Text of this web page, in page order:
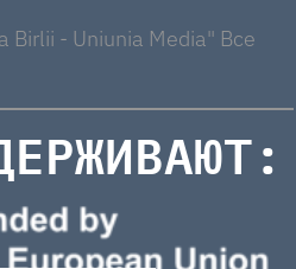
- Uniunia Media" Все